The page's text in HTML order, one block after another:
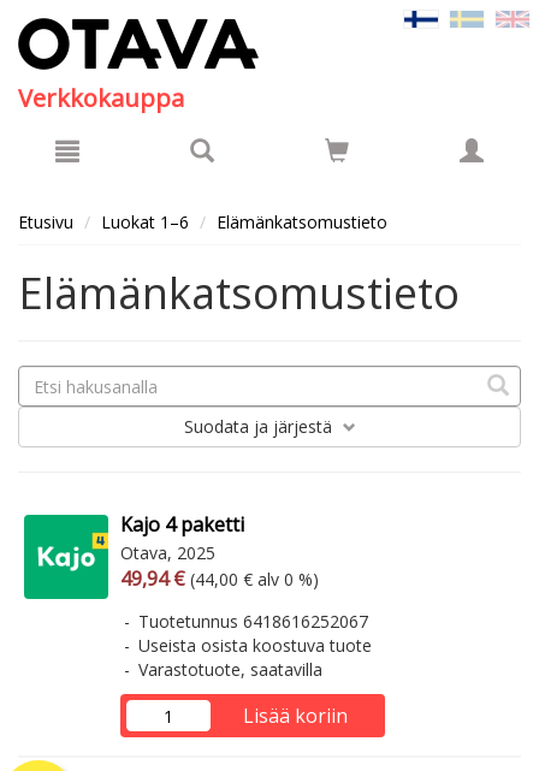
Verkkokauppa
Etusivu Luokat 1–6 Elämänkatsomustieto
Elämänkatsomustieto
Suodata ja järjestä
Kajo 4 paketti
Otava, 2025
Arvonlisäverollinen hinta
49,94 € Arvonlisäveroton hinta
(44,00 € alv 0 %)
Tuotetunnus 6418616252067
Useista osista koostuva tuote
Varastotuote, saatavilla
Lisää koriin